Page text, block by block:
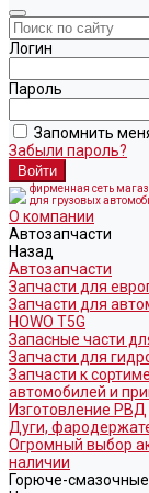
Логин
Пароль
Запомнить
Забыли пароль?
фирменная сеть
для грузовых
О компании
Автозапчасти
Назад
Автозапчасти
Запчасти для
Запчасти для
HOWO T5G
Запасные части
Запчасти для
Запчасти к
автомобилей и
Изготовление РВД
Дуги,
Огромный выбор
наличии
Горюче-